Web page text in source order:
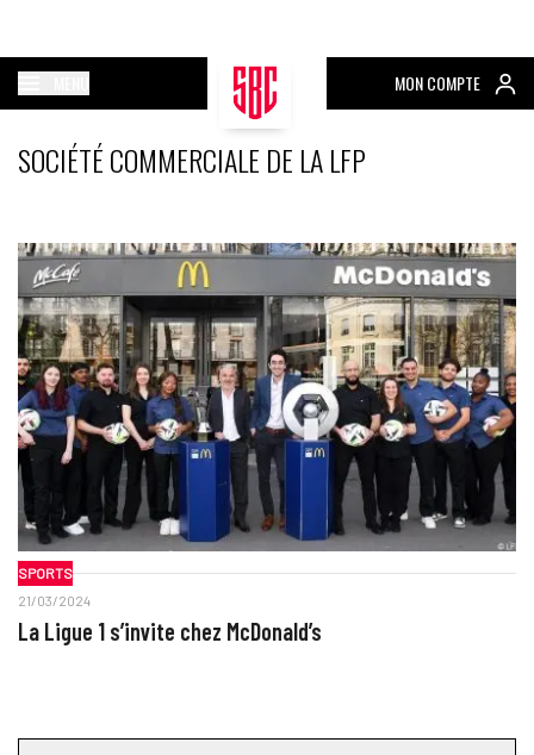
MON COMPTE
SOCIÉTÉ COMMERCIALE DE LA LFP
SPORTS
21/03/2024
La Ligue 1 s’invite chez McDonald’s